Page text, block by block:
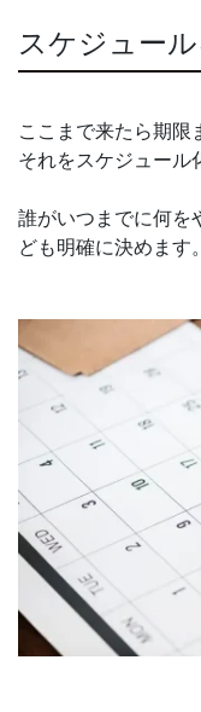
スケジュー
ここまで来たら期限
それをスケジュール
誰がいつまでに何を
ども明確に決めます。